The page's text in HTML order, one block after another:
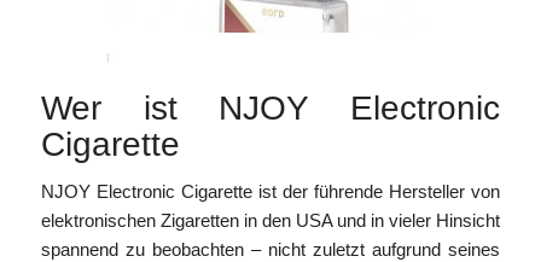
Wer ist NJOY Electronic
Cigarette
NJOY Electronic Cigarette ist der führende Hersteller von
elektronischen Zigaretten in den USA und in vieler Hinsicht
spannend zu beobachten – nicht zuletzt aufgrund seines